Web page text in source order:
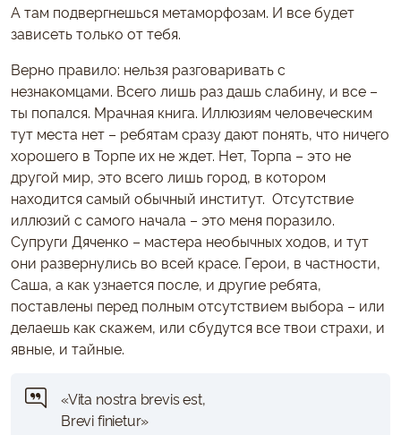
А там подвергнешься метаморфозам. И все будет
зависеть только от тебя.
Верно правило: нельзя разговаривать с
незнакомцами. Всего лишь раз дашь слабину, и все –
ты попался. Мрачная книга. Иллюзиям человеческим
тут места нет – ребятам сразу дают понять, что ничего
хорошего в Торпе их не ждет. Нет, Торпа – это не
другой мир, это всего лишь город, в котором
находится самый обычный институт. Отсутствие
иллюзий с самого начала – это меня поразило.
Супруги Дяченко – мастера необычных ходов, и тут
они развернулись во всей красе. Герои, в частности,
Саша, а как узнается после, и другие ребята,
поставлены перед полным отсутствием выбора – или
делаешь как скажем, или сбудутся все твои страхи, и
явные, и тайные.
«Vita nostra brevis est,
Brevi finietur»